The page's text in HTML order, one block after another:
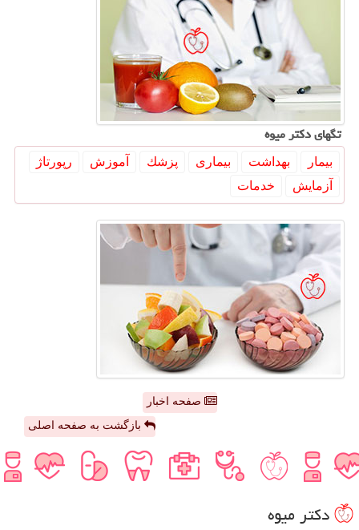
تگهای دكتر میوه
بیمار بهداشت بیماری پزشك آموزش
رپورتاژ
آزمایش
خدمات
صفحه اخبار
بازگشت به صفحه اصلی
دكتر میوه